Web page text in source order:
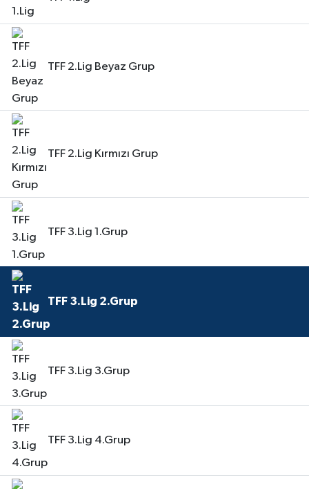
TFF 2.Lig Beyaz Grup
TFF 2.Lig Kırmızı Grup
TFF 3.Lig 1.Grup
TFF 3.Lig 2.Grup
TFF 3.Lig 3.Grup
TFF 3.Lig 4.Grup